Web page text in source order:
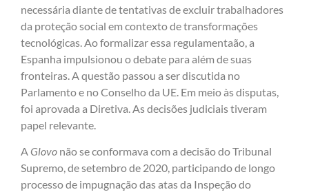
necessária diante de tentativas de excluir trabalhadores
da proteção social em contexto de transformações
tecnológicas. Ao formalizar essa regulamentaão, a
Espanha impulsionou o debate para além de suas
fronteiras. A questão passou a ser discutida no
Parlamento e no Conselho da UE. Em meio às disputas,
foi aprovada a Diretiva. As decisões judiciais tiveram
papel relevante.
AGlovo não se conformava com a decisão do Tribunal
Supremo, de setembro de 2020, participando de longo
processo de impugnação das atas da Inspeção do